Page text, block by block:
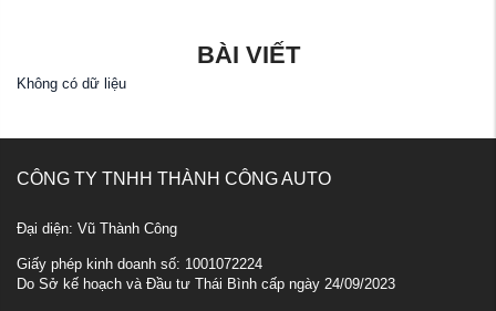
BÀI VIẾT
Không có dữ liệu
CÔNG TY TNHH THÀNH CÔNG AUTO
Đại diện: Vũ Thành Công
Giấy phép kinh doanh số: 1001072224
Do Sở kế hoạch và Đầu tư Thái Bình cấp ngày 24/09/2023